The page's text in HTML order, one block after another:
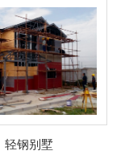
轻钢别墅